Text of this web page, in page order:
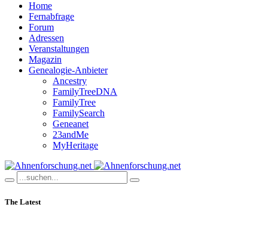
Home
Fernabfrage
Forum
Adressen
Veranstaltungen
Magazin
Genealogie-Anbieter
Ancestry
FamilyTreeDNA
FamilyTree
FamilySearch
Geneanet
23andMe
MyHeritage
The Latest